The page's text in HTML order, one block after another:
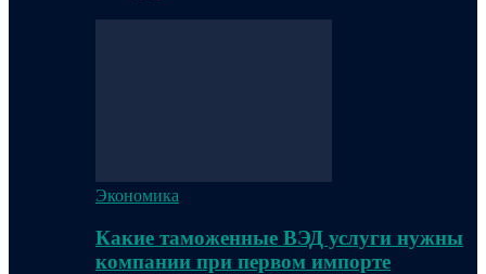
Экономика
Какие таможенные ВЭД услуги нужны
компании при первом импорте